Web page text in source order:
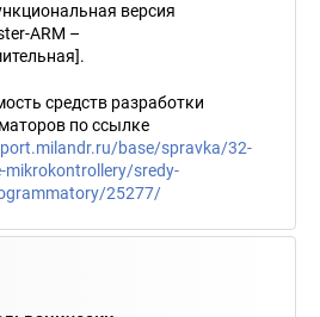
версия
ARM –
средств разработки
по ссылке
base/spravka/32-
mikrokontrollery/sredy-
25277/